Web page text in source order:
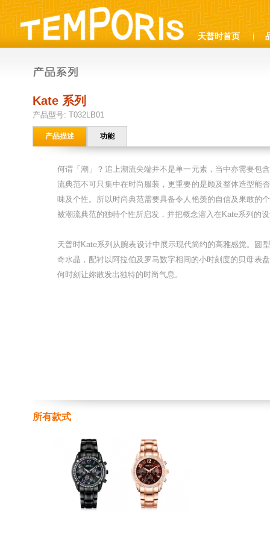
天普时首页
Kate 系列
产品型号: T032LB01
产品描述 功能
何谓「潮」？追上潮流尖端并不是单一元素，当中亦需要包
流典范不可只集中在时尚服装，更重要的是顾及整体造型能
味及个性。所以时尚典范需要具备令人艳羡的自信及果敢的
被潮流典范的独特个性所启发，并把概念溶入在Kate系列的
天普时Kate系列从腕表设计中展示现代简约的高雅感觉。圆
奇水晶，配衬以阿拉伯及罗马数字相间的小时刻度的贝母表
何时刻让妳散发出独特的时尚气息。
所有款式